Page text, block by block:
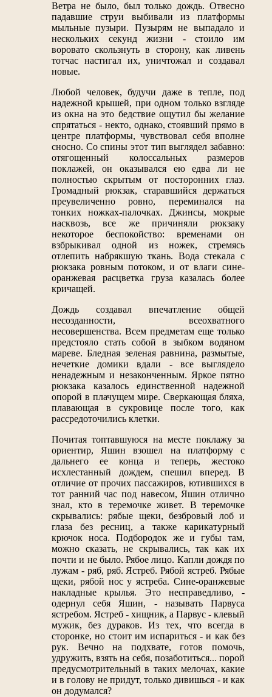
Ветра не было, был только дождь. Отвесно
падавшие струи выбивали из платформы
мыльные пузыри. Пузырям не выпадало и
нескольких секунд жизни - стоило им
воровато скользнуть в сторону, как ливень
тотчас настигал их, уничтожал и создавал
новые.
Любой человек, будучи даже в тепле, под
надежной крышей, при одном только взгляде
из окна на это бедствие ощутил бы желание
спрятаться - некто, однако, стоявший прямо в
центре платформы, чувствовал себя вполне
сносно. Со спины этот тип выглядел забавно:
отягощенный колоссальных размеров
поклажей, он оказывался ею едва ли не
полностью скрытым от посторонних глаз.
Громадный рюкзак, старавшийся держаться
преувеличенно ровно, переминался на
тонких ножках-палочках. Джинсы, мокрые
насквозь, все же причиняли рюкзаку
некоторое беспокойство: временами он
взбрыкивал одной из ножек, стремясь
отлепить набрякшую ткань. Вода стекала с
рюкзака ровным потоком, и от влаги сине-
оранжевая расцветка груза казалась более
кричащей.
Дождь создавал впечатление общей
несозданности, всеохватного
несовершенства. Всем предметам еще только
предстояло стать собой в зыбком водяном
мареве. Бледная зеленая равнина, размытые,
нечеткие домики вдали - все выглядело
ненадежным и незаконченным. Яркое пятно
рюкзака казалось единственной надежной
опорой в плачущем мире. Сверкающая бляха,
плавающая в сукровице после того, как
рассредоточились клетки.
Почитая топтавшуюся на месте поклажу за
ориентир, Яшин взошел на платформу с
дальнего ее конца и теперь, жестоко
исхлестанный дождем, спешил вперед. В
отличие от прочих пассажиров, ютившихся в
тот ранний час под навесом, Яшин отлично
знал, кто в теремочке живет. В теремочке
скрывались: рябые щеки, безбровый лоб и
глаза без ресниц, а также карикатурный
крючок носа. Подбородок же и губы там,
можно сказать, не скрывались, так как их
почти и не было. Рябое лицо. Капли дождя по
лужам - ряб, ряб. Ястреб. Рябой ястреб. Рябые
щеки, рябой нос у ястреба. Сине-оранжевые
накладные крылья. Это несправедливо, -
одернул себя Яшин, - называть Парвуса
ястребом. Ястреб - хищник, а Парвус - клевый
мужик, без дураков. Из тех, что всегда в
сторонке, но стоит им испариться - и как без
рук. Вечно на подхвате, готов помочь,
удружить, взять на себя, позаботиться... порой
предусмотрительный в таких мелочах, какие
и в голову не придут, только дивишься - и как
он додумался?